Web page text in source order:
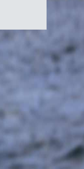
Canada